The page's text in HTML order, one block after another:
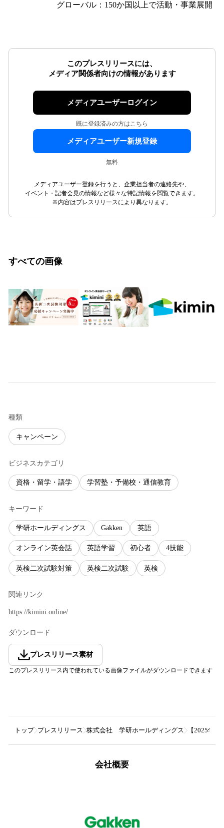
グローバル：150か国以上で活動・事業展開
このプレスリリースには、
メディア関係者向けの情報があります
メディアユーザーログイン
既に登録済みの方はこちら
メディアユーザー新規登録
無料
メディアユーザー登録を行うと、企業担当者の連絡先や、
イベント・記者会見の情報など様々な特記情報を閲覧できます。
※内容はプレスリリースにより異なります。
すべての画像
種類
キャンペーン
ビジネスカテゴリ
資格・留学・語学 学習塾・予備校・通信教育
キーワード
学研ホールディングス Gakken 英語
オンライン英会話 英語学習 初心者 4技能
英検二次試験対策 英検二次試験 英検
関連リンク
https://kimini.online/
ダウンロード
プレスリリース素材
このプレスリリース内で使われている画像ファイルがダウンロードできます
トップ プレスリリース 株式会社 学研ホールディングス 【2025年
会社概要